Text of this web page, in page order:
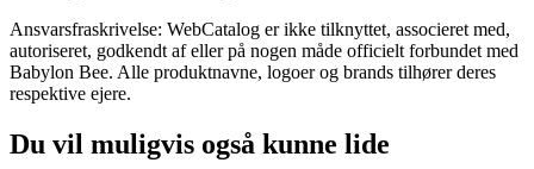
Ansvarsfraskrivelse: WebCatalog er ikke tilknyttet, associeret med,
autoriseret, godkendt af eller på nogen måde officielt forbundet med
Babylon Bee. Alle produktnavne, logoer og brands tilhører deres
respektive ejere.
Du vil muligvis også kunne lide